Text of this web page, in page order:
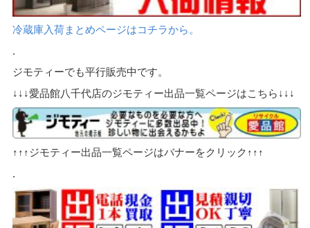
冷蔵庫入荷まとめページはコチラから。
.
ジモティーでも平行販売中です。
↓↓↓愛品館八千代店のジモティー出品一覧ページはこちら↓↓↓
↑↑↑ジモティー出品一覧ページはバナーをクリック↑↑↑
.